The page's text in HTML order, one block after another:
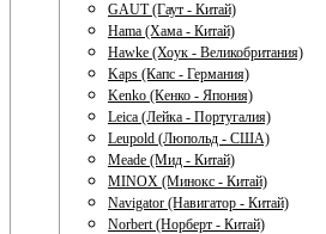
GAUT (Гаут - Китай)
Hama (Хама - Китай)
Hawke (Хоук - Великобритания)
Kaps (Капс - Германия)
Kenko (Кенко - Япония)
Leica (Лейка - Португалия)
Leupold (Люпольд - США)
Meade (Мид - Китай)
MINOX (Минокс - Китай)
Navigator (Навигатор - Китай)
Norbert (Норберт - Китай)